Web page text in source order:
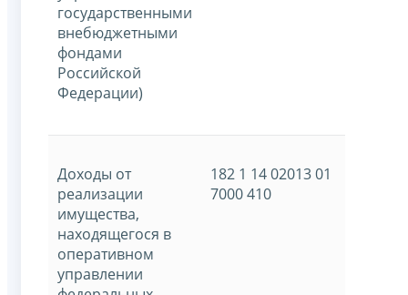
государственными
внебюджетными
фондами
Российской
Федерации)
Доходы от
реализации
имущества,
находящегося в
оперативном
управлении
182 1 14 02013 01
7000 410